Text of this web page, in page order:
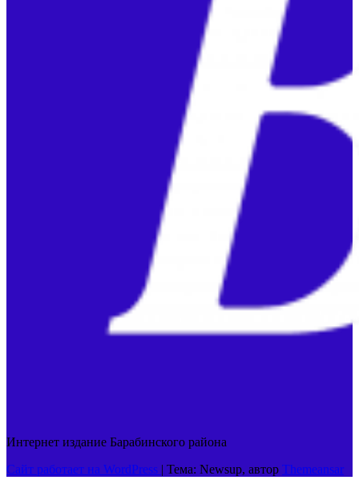
Интернет издание Барабинского района
Сайт работает на WordPress | Тема: Newsup, автор Themeansar